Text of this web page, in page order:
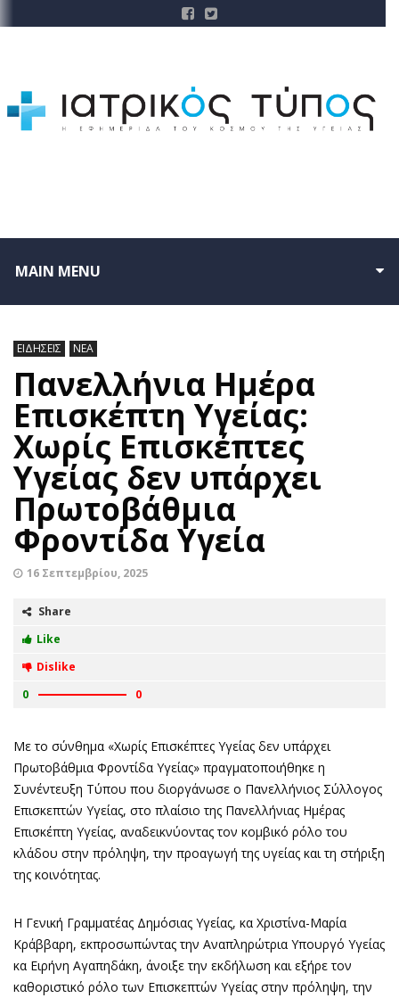
MAIN MENU
ΕΙΔΗΣΕΙΣ ΝΕΑ
Πανελλήνια Ημέρα
Επισκέπτη Υγείας:
Χωρίς Επισκέπτες
Υγείας δεν υπάρχει
Πρωτοβάθμια
Φροντίδα Υγεία
16 Σεπτεμβρίου, 2025
Share
Like
Dislike
0
0
Με το σύνθημα «Χωρίς Επισκέπτες Υγείας δεν υπάρχει
Πρωτοβάθμια Φροντίδα Υγείας» πραγματοποιήθηκε η
Συνέντευξη Τύπου που διοργάνωσε ο Πανελλήνιος Σύλλογος
Επισκεπτών Υγείας, στο πλαίσιο της Πανελλήνιας Ημέρας
Επισκέπτη Υγείας, αναδεικνύοντας τον κομβικό ρόλο του
κλάδου στην πρόληψη, την προαγωγή της υγείας και τη στήριξη
της κοινότητας.
H Γενική Γραμματέας Δημόσιας Υγείας, κα Χριστίνα-Μαρία
Κράββαρη, εκπροσωπώντας την Αναπληρώτρια Υπουργό Υγείας
κα Ειρήνη Αγαπηδάκη, άνοιξε την εκδήλωση και εξήρε τον
καθοριστικό ρόλο των Επισκεπτών Υγείας στην πρόληψη, την